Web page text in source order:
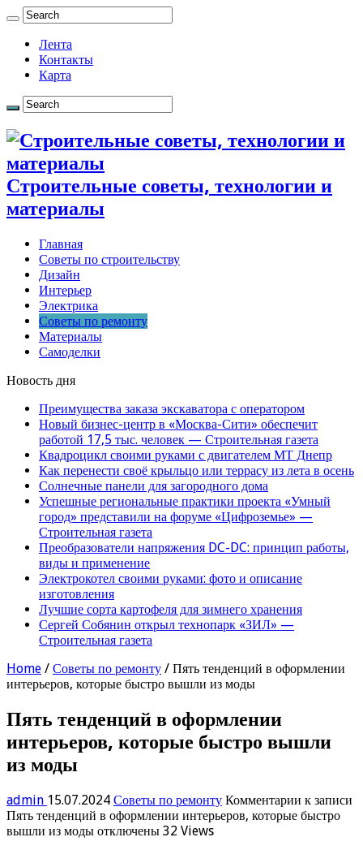
Лента
Контакты
Карта
Строительные советы, технологии и
материалы
Главная
Советы по строительству
Дизайн
Интерьер
Электрика
Советы по ремонту
Материалы
Самоделки
Новость дня
Преимущества заказа экскаватора с оператором
Новый бизнес-центр в «Москва-Сити» обеспечит
работой 17,5 тыс. человек — Строительная газета
Квадроцикл своими руками с двигателем МТ Днепр
Как перенести своё крыльцо или террасу из лета в осень
Солнечные панели для загородного дома
Успешные региональные практики проекта «Умный
город» представили на форуме «Цифроземье» —
Строительная газета
Преобразователи напряжения DC-DC: принцип работы,
виды и применение
Электрокотел своими руками: фото и описание
изготовления
Лучшие сорта картофеля для зимнего хранения
Сергей Собянин открыл технопарк «ЗИЛ» —
Строительная газета
Home / Советы по ремонту / Пять тенденций в оформлении
интерьеров, которые быстро вышли из моды
Пять тенденций в оформлении
интерьеров, которые быстро вышли
из моды
admin 15.07.2024 Советы по ремонту Комментарии к записи
Пять тенденций в оформлении интерьеров, которые быстро
вышли из моды отключены 32 Views